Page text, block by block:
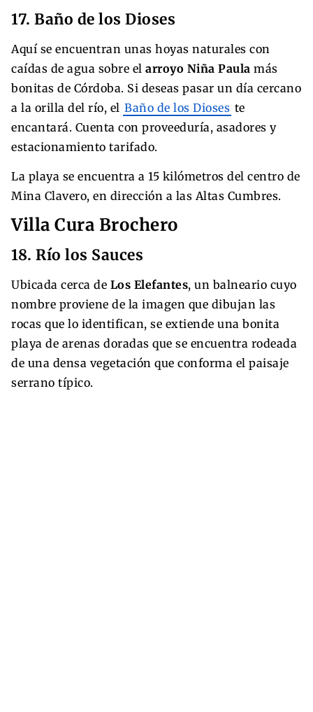
17. Baño de los Dioses
Aquí se encuentran unas hoyas naturales con
caídas de agua sobre el arroyo Niña Paula más
bonitas de Córdoba. Si deseas pasar un día cercano
a la orilla del río, el Baño de los Dioses te
encantará. Cuenta con proveeduría, asadores y
estacionamiento tarifado.
La playa se encuentra a 15 kilómetros del centro de
Mina Clavero, en dirección a las Altas Cumbres.
Villa Cura Brochero
18. Río los Sauces
Ubicada cerca de Los Elefantes, un balneario cuyo
nombre proviene de la imagen que dibujan las
rocas que lo identifican, se extiende una bonita
playa de arenas doradas que se encuentra rodeada
de una densa vegetación que conforma el paisaje
serrano típico.